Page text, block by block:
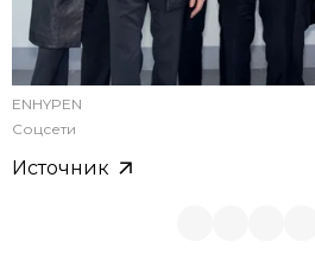
ENHYPEN
Соцсети
Источник